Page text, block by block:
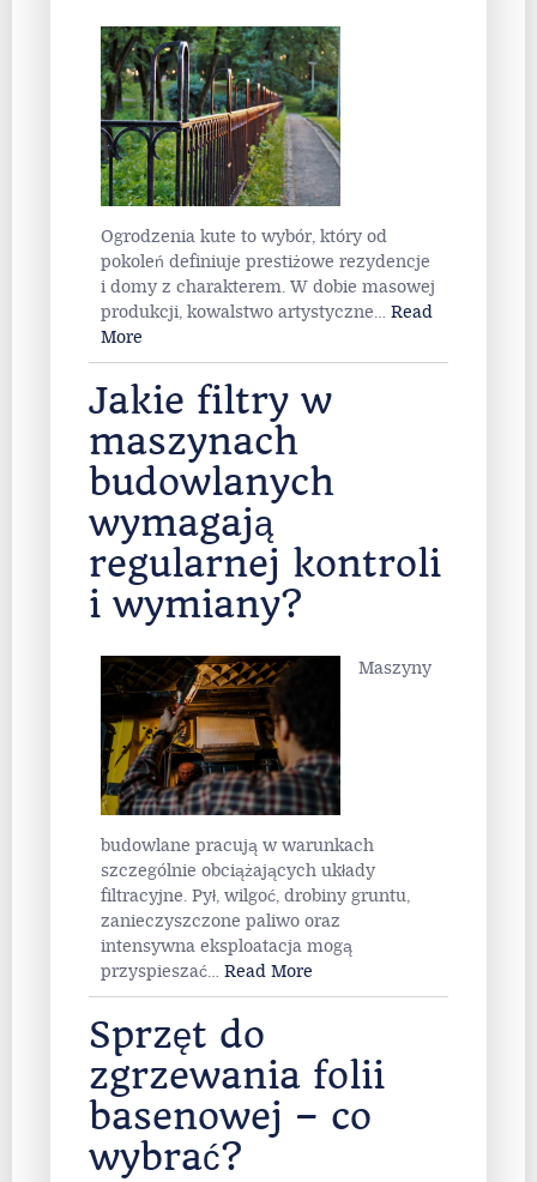
Ogrodzenia kute to wybór, który od
pokoleń definiuje prestiżowe rezydencje
i domy z charakterem. W dobie masowej
produkcji, kowalstwo artystyczne… Read
More
Jakie filtry w
maszynach
budowlanych
wymagają
regularnej kontroli
i wymiany?
Maszyny
budowlane pracują w warunkach
szczególnie obciążających układy
filtracyjne. Pył, wilgoć, drobiny gruntu,
zanieczyszczone paliwo oraz
intensywna eksploatacja mogą
przyspieszać… Read More
Sprzęt do
zgrzewania folii
basenowej – co
wybrać?